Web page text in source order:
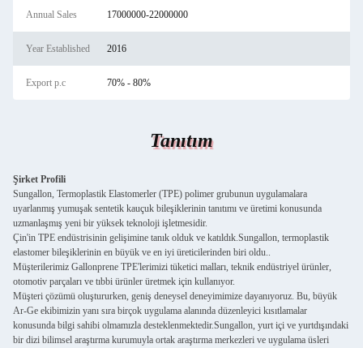
Annual Sales 17000000-22000000
Year Established 2016
Export p.c 70% - 80%
Tanıtım
Şirket Profili
Sungallon, Termoplastik Elastomerler (TPE) polimer grubunun uygulamalara
uyarlanmış yumuşak sentetik kauçuk bileşiklerinin tanıtımı ve üretimi konusunda
uzmanlaşmış yeni bir yüksek teknoloji işletmesidir.
Çin'in TPE endüstrisinin gelişimine tanık olduk ve katıldık.Sungallon, termoplastik
elastomer bileşiklerinin en büyük ve en iyi üreticilerinden biri oldu..
Müşterilerimiz Gallonprene TPE'lerimizi tüketici malları, teknik endüstriyel ürünler,
otomotiv parçaları ve tıbbi ürünler üretmek için kullanıyor.
Müşteri çözümü oluştururken, geniş deneysel deneyimimize dayanıyoruz. Bu, büyük
Ar-Ge ekibimizin yanı sıra birçok uygulama alanında düzenleyici kısıtlamalar
konusunda bilgi sahibi olmamızla desteklenmektedir.Sungallon, yurt içi ve yurtdışındaki
bir dizi bilimsel araştırma kurumuyla ortak araştırma merkezleri ve uygulama üsleri